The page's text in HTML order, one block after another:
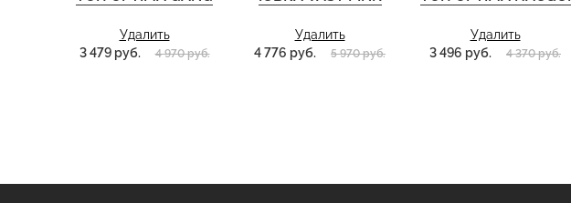
Удалить
3 479 руб.
4 970 руб.
Удалить
4 776 руб.
5 970 руб.
Удалить
3 496 руб.
4 370 руб.